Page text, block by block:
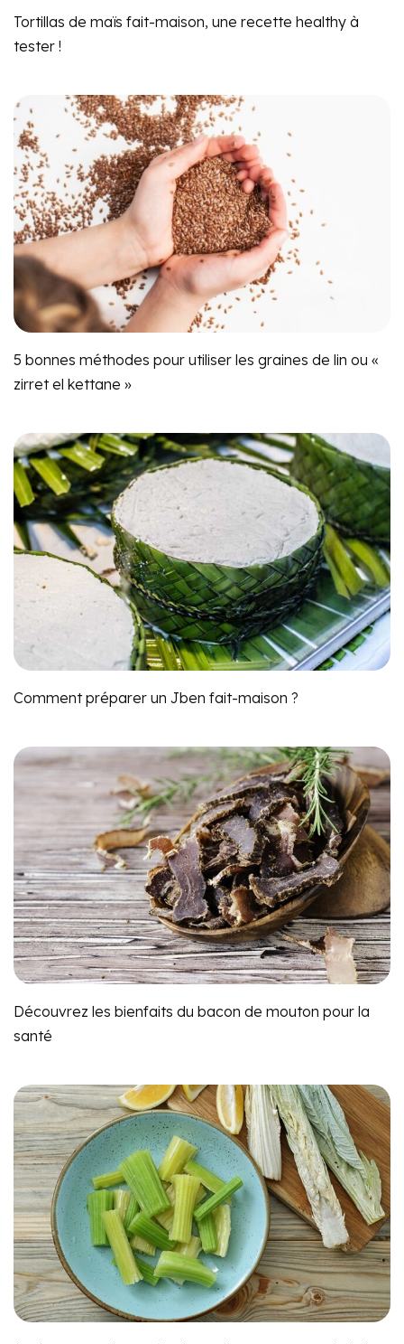
Tortillas de maïs fait-maison, une recette healthy à
tester !
5 bonnes méthodes pour utiliser les graines de lin ou «
zirret el kettane »
Comment préparer un Jben fait-maison ?
Découvrez les bienfaits du bacon de mouton pour la
santé